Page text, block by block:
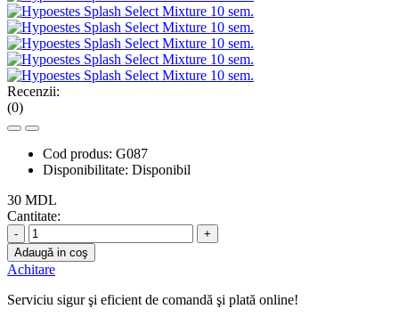
Recenzii:
(0)
Cod produs: G087
Disponibilitate: Disponibil
30 MDL
Cantitate:
-
+
Adaugă in coş
Achitare
Serviciu sigur şi eficient de comandă şi plată online!